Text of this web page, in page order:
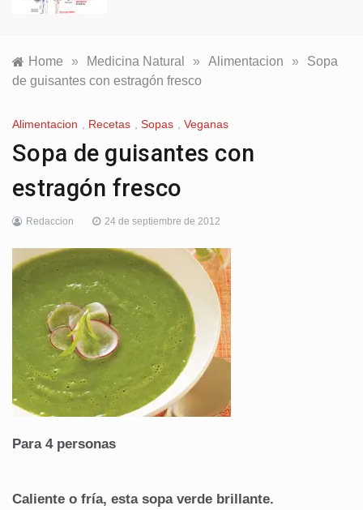
Home » Medicina Natural » Alimentacion »
Sopa
de guisantes con estragón fresco
Alimentacion , Recetas , Sopas , Veganas
Sopa de guisantes con
estragón fresco
Redaccion 24 de septiembre de 2012
Para 4 personas
Caliente o fría, esta sopa verde brillante.